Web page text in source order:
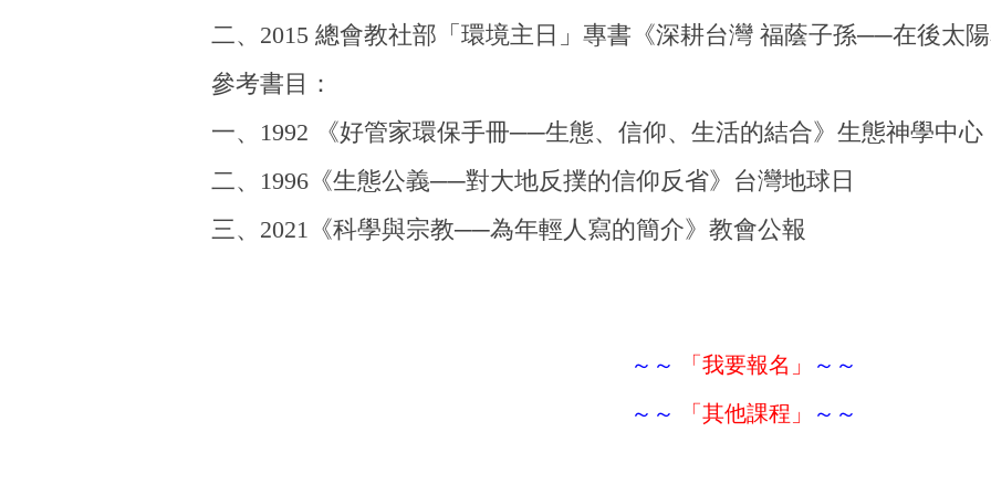
二、2015 總會教社部「環境主日」專書《深耕台灣 福蔭子孫──在後太陽
參考書目：
一、1992 《好管家環保手冊──生態、信仰、生活的結合》生態神學中心
二、1996《生態公義──對大地反撲的信仰反省》台灣地球日
三、2021《科學與宗教──為年輕人寫的簡介》教會公報
～～ 「我要報名」
～～
～～
「其他課程」 ～～